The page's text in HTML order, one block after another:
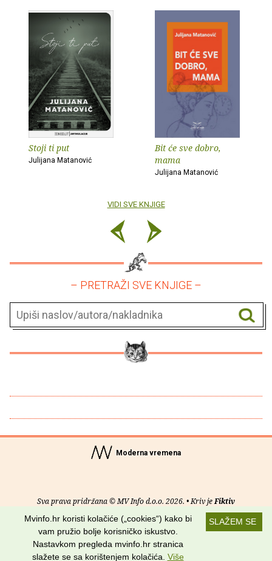
Stoji ti put
Julijana Matanović
Bit će sve dobro,
mama
Julijana Matanović
VIDI SVE KNJIGE
– PRETRAŽI SVE KNJIGE –
Moderna vremena
Sva prava pridržana © MV Info d.o.o. 2026. • Kriv jeFiktiv
Uvjeti korištenja RSS kanali
Potraži nas na:
SLAŽEM SE
Mvinfo.hr koristi kolačiće („cookies“) kako bi
vam pružio bolje korisničko iskustvo.
Nastavkom pregleda mvinfo.hr stranica
slažete se sa korištenjem kolačića. Više